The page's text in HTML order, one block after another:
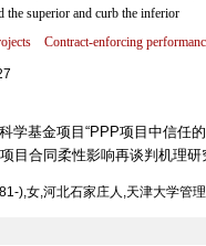
the superior and curb the inferior
Contract-enforcing
学基金项目“PPP项目中信任
目合同柔性影响再谈判机理
),女,河北石家庄人,天津大学管